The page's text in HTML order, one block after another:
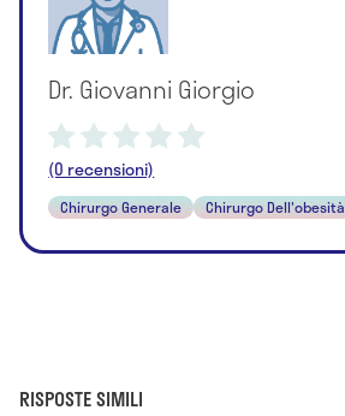
Dr. Giovanni Giorgio
(0 recensioni)
Chirurgo Generale Chirurgo Dell'obesità
RISPOSTE SIMILI